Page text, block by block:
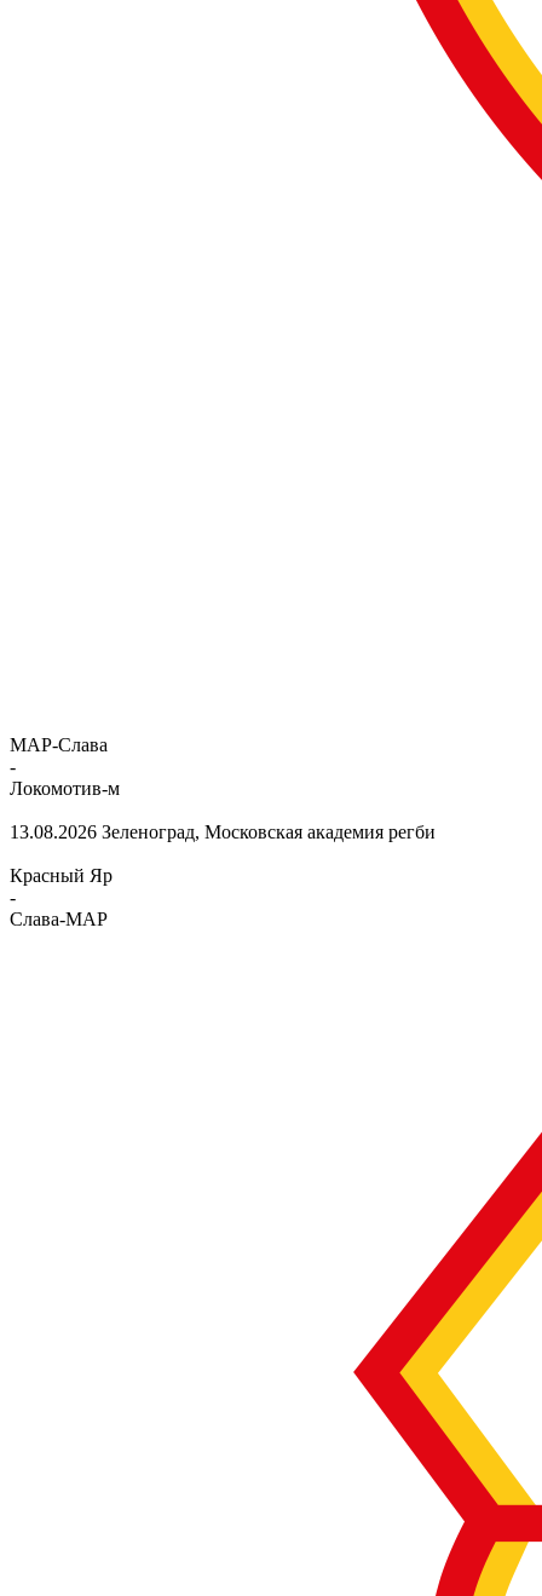
МАР-Слава
-
Локомотив-м
13.08.2026 Зеленоград, Московская академия регби
Красный Яр
-
Слава-МАР